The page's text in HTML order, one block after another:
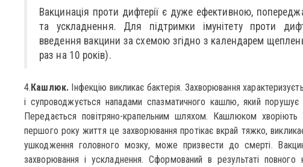
Вакцинація проти дифтерії є дуже ефективною,
та ускладнення. Для підтримки імунітету проти
введення вакцини за схемою згідно з календарем
раз на 10 років).
4.Кашлюк.Інфекцію викликає бактерія. Захворювання
і супроводжується нападами спазматичного кашлю, який
Передається повітряно-крапельним шляхом. Кашлюком
першого року життя це захворювання протікає вкрай тяжко,
ушкодження головного мозку, може призвести до смерті.
захворювання і ускладнення. Сформований в результаті повного